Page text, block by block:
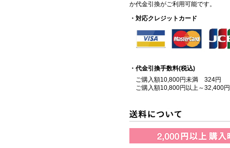
か代金引換がご利用可能です。
・対応クレジットカード
・代金引換手数料(税込)
ご購入額10,800円未満 324円
ご購入額10,800円以上～32,400